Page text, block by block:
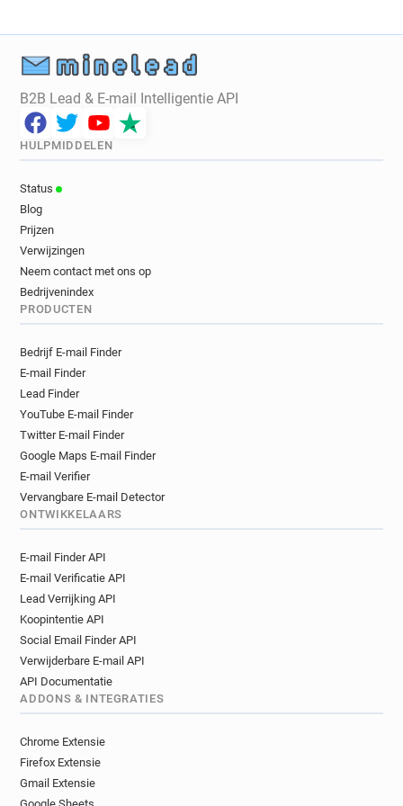
c**********@rcpsych.ac.uk
f*******@rcpsych.ac.uk
z*********@rcpsych.ac.uk
i********@rcpsych.ac.uk
c*********@rcpsych.ac.uk
x*********@rcpsych.ac.uk
l******@rcpsych.ac.uk
i******@rcpsych.ac.uk
i*******@rcpsych.ac.uk
a*****@rcpsych.ac.uk
s***********@rcpsych.ac.uk
t**********@rcpsych.ac.uk
j********@rcpsych.ac.uk
o************@rcpsych.ac.uk
w**********@rcpsych.ac.uk
d*******@rcpsych.ac.uk
t*****@rcpsych.ac.uk
h**********@rcpsych.ac.uk
y*********@rcpsych.ac.uk
b***********@rcpsych.ac.uk
b**********@rcpsych.ac.uk
h************@rcpsych.ac.uk
m*******@rcpsych.ac.uk
g************@rcpsych.ac.uk
c******@rcpsych.ac.uk
b*****@rcpsych.ac.uk
i******@rcpsych.ac.uk
B2B Lead & E-mail Intelligentie API
HULPMIDDELEN
Status
Blog
Prijzen
Verwijzingen
Neem contact met ons op
Bedrijvenindex
PRODUCTEN
Bedrijf E-mail Finder
E-mail Finder
Lead Finder
YouTube E-mail Finder
Twitter E-mail Finder
Google Maps E-mail Finder
E-mail Verifier
Vervangbare E-mail Detector
ONTWIKKELAARS
E-mail Finder API
E-mail Verificatie API
Lead Verrijking API
Koopintentie API
Social Email Finder API
Verwijderbare E-mail API
API Documentatie
ADDONS & INTEGRATIES
Chrome Extensie
Firefox Extensie
Gmail Extensie